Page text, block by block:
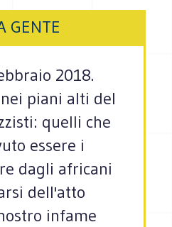
GENTE
2018.
piani alti del
quelli che
essere i
dagli africani
dell'atto
infame